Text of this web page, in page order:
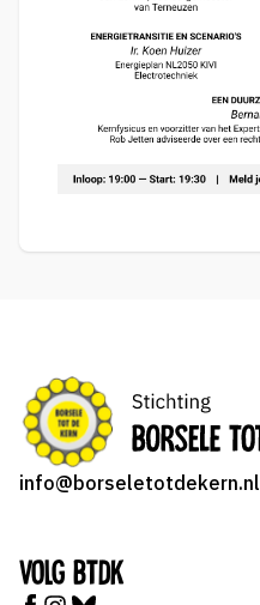
info@borseletotdekern.nl
Volg BTDK